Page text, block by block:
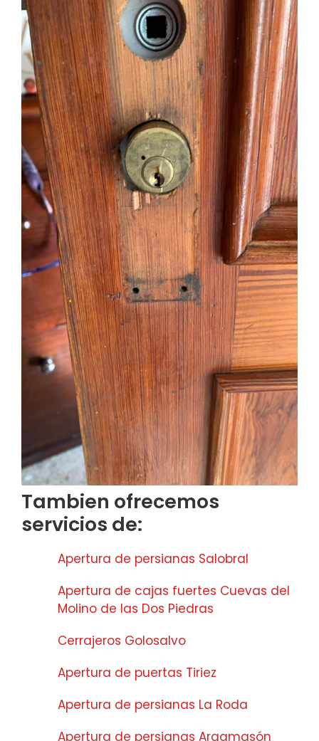
Tambien ofrecemos
servicios de:
Apertura de persianas Salobral
Apertura de cajas fuertes Cuevas del
Molino de las Dos Piedras
Cerrajeros Golosalvo
Apertura de puertas Tiriez
Apertura de persianas La Roda
Apertura de persianas Argamasón